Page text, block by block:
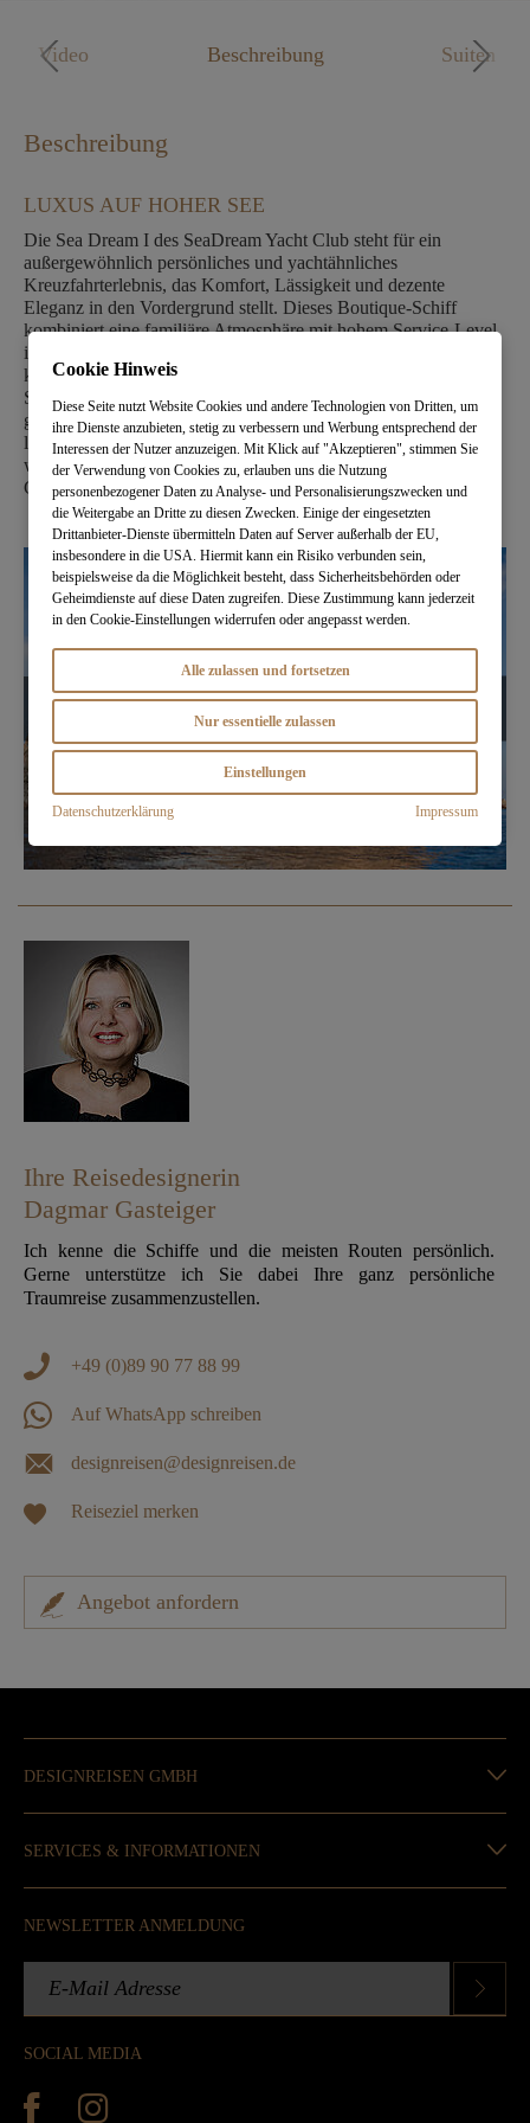
Beschreibung Suiten
Video
Beschreibung
LUXUS AUF HOHER SEE
Die Sea Dream I des SeaDream Yacht Club steht für ein
außergewöhnlich persönliches und yachtähnliches
Kreuzfahrterlebnis, das Komfort, Lässigkeit und dezente
Eleganz in den Vordergrund stellt. Dieses Boutique-Schiff
kombiniert eine familiäre Atmosphäre mit hohem Service-Level
in stilvoller, maritim inspirierter Umgebung. Mit einer
kompakten Silhouette und großzügigen Außendecks bietet die
Sea Dream I einen einzigartigen Mix aus privater Yacht und
gehobenem Resort-Lifestyle auf See. Jeder Winkel des Schiffs
lädt dazu ein, den Blick über den Horizont schweifen zu lassen,
während eine zuvorkommende Crew dafür sorgt, dass
Gastfreundschaft und Wohlbefinden im Mittelpunkt stehen.
Ihre Reisedesignerin
Dagmar Gasteiger
Ich kenne die Schiffe und die meisten Routen persönlich.
Gerne unterstütze ich Sie dabei Ihre ganz persönliche
Traumreise zusammenzustellen.
+49 (0)89 90 77 88 99
Auf WhatsApp schreiben
designreisen@designreisen.de
Reiseziel merken
Angebot anfordern
DESIGNREISEN GMBH
SERVICES & INFORMATIONEN
SOCIAL MEDIA
NEWSLETTER ANMELDUNG
Cookie Hinweis
Diese Seite nutzt Website Cookies und andere Technologien von Dritten, um
ihre Dienste anzubieten, stetig zu verbessern und Werbung entsprechend der
Interessen der Nutzer anzuzeigen. Mit Klick auf "Akzeptieren", stimmen Sie
der Verwendung von Cookies zu, erlauben uns die Nutzung
personenbezogener Daten zu Analyse- und Personalisierungszwecken und
die Weitergabe an Dritte zu diesen Zwecken. Einige der eingesetzten
Drittanbieter-Dienste übermitteln Daten auf Server außerhalb der EU,
insbesondere in die USA. Hiermit kann ein Risiko verbunden sein,
beispielsweise da die Möglichkeit besteht, dass Sicherheitsbehörden oder
Geheimdienste auf diese Daten zugreifen. Diese Zustimmung kann jederzeit
in den Cookie-Einstellungen widerrufen oder angepasst werden.
Alle zulassen und fortsetzen
Nur essentielle zulassen
Einstellungen
Datenschutzerklärung Impressum